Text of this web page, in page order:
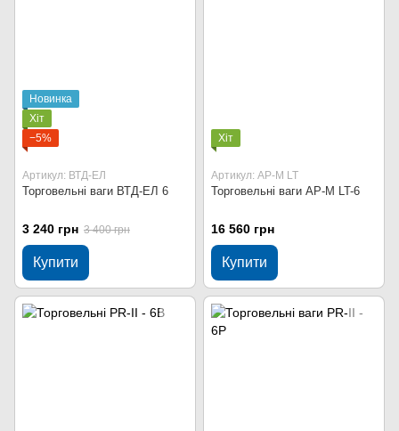
Новинка
Хіт
−5%
Артикул: ВТД-ЕЛ
Торговельні ваги ВТД-ЕЛ 6
3 240 грн 3 400 грн
Купити
Хіт
Артикул: AP-M LT
Торговельні ваги AP-M LT-6
16 560 грн
Купити